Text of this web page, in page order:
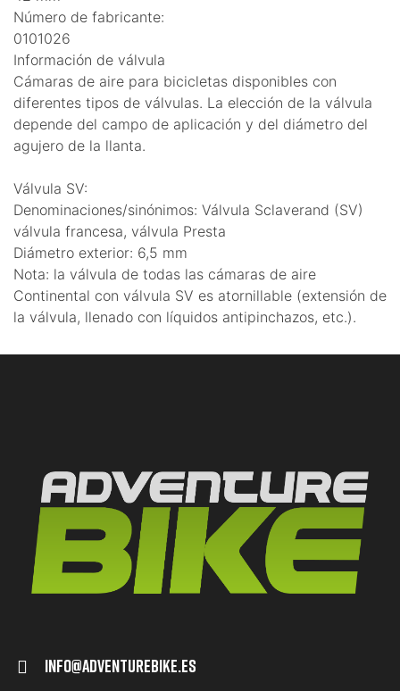
Número de fabricante:
0101026
Información de válvula
Cámaras de aire para bicicletas disponibles con
diferentes tipos de válvulas. La elección de la válvula
depende del campo de aplicación y del diámetro del
agujero de la llanta.
Válvula SV:
Denominaciones/sinónimos: Válvula Sclaverand (SV)
válvula francesa, válvula Presta
Diámetro exterior: 6,5 mm
Nota: la válvula de todas las cámaras de aire
Continental con válvula SV es atornillable (extensión de
la válvula, llenado con líquidos antipinchazos, etc.).
Info@adventurebike.es